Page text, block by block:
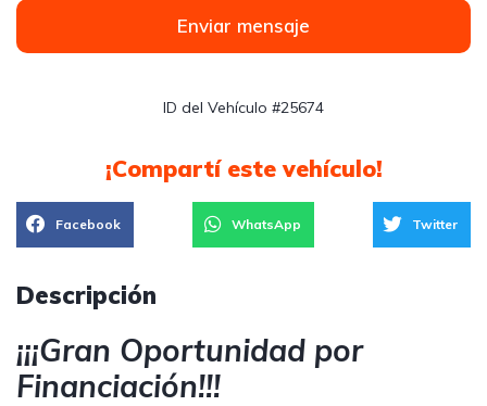
Enviar mensaje
ID del Vehículo #25674
¡Compartí este vehículo!
Facebook WhatsApp Twitter
Descripción
¡¡¡Gran Oportunidad por
Financiación!!!